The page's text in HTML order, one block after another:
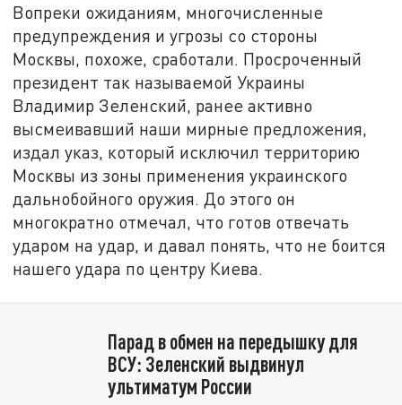
Вопреки ожиданиям, многочисленные
предупреждения и угрозы со стороны
Москвы, похоже, сработали. Просроченный
президент так называемой Украины
Владимир Зеленский, ранее активно
высмеивавший наши мирные предложения,
издал указ, который исключил территорию
Москвы из зоны применения украинского
дальнобойного оружия. До этого он
многократно отмечал, что готов отвечать
ударом на удар, и давал понять, что не боится
нашего удара по центру Киева.
Парад в обмен на передышку для
ВСУ: Зеленский выдвинул
ультиматум России